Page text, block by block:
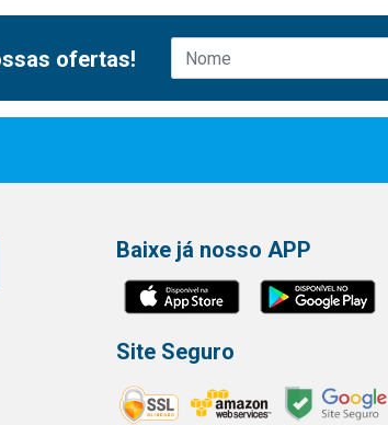
ofertas!
Baixe já nosso APP
Site Seguro